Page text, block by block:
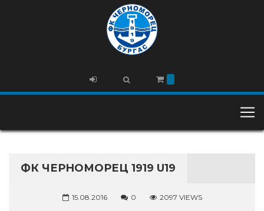
ФК ЧЕРНОМОРЕЦ 1919 U19
15.08.2016 0 2097 VIEWS